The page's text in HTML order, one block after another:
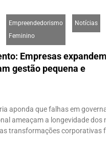
Empreendedorismo
Feminino
Notícias
Empresas expandem
gestão pequena e
aponda que falhas em
ameaçam a longevidade dos
transformações corporativas